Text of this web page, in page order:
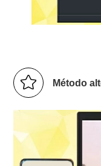
Método